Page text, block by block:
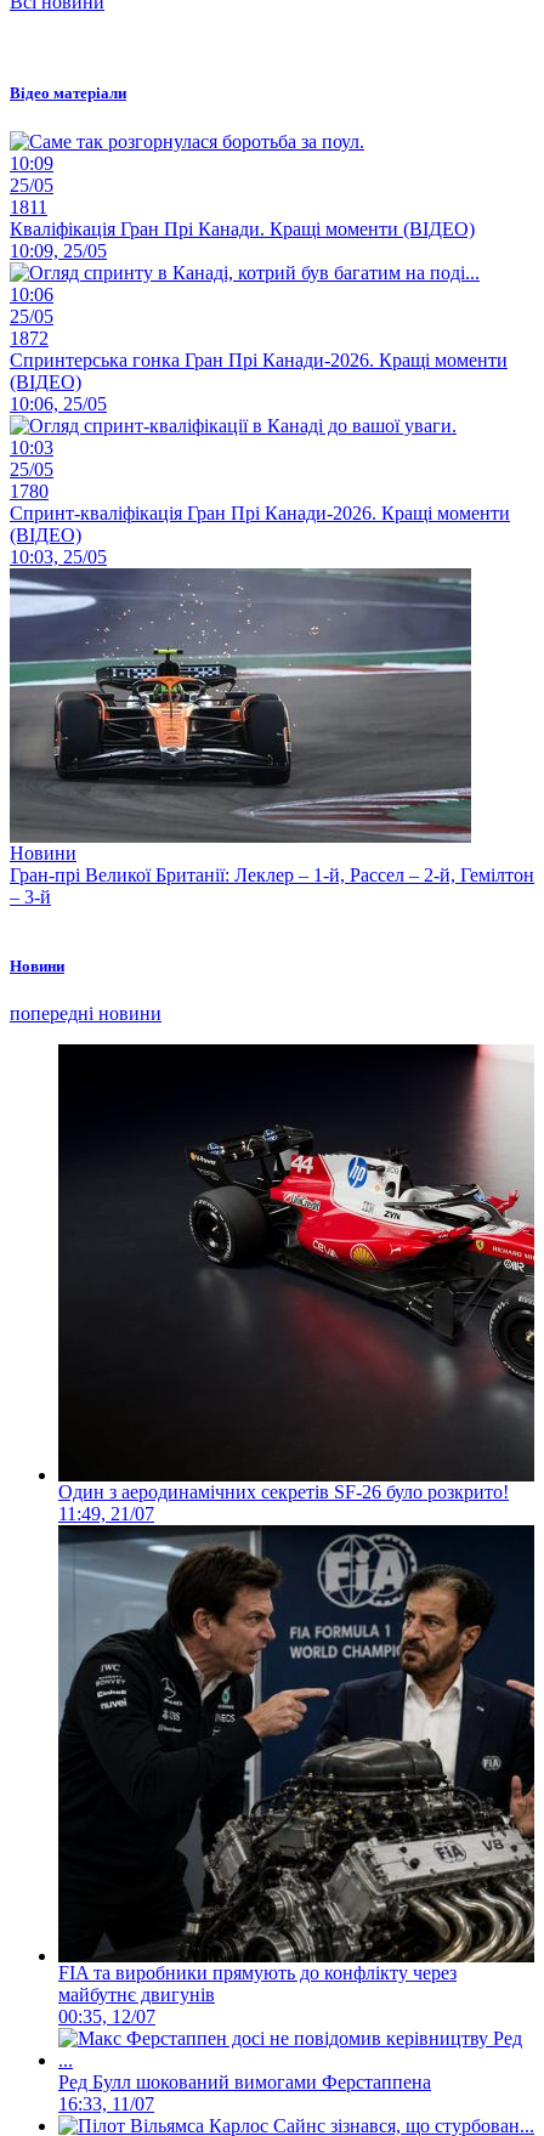
Відео матеріали
10:09
25/05
1811
Кваліфікація Гран Прі Канади. Кращі моменти (ВІДЕО)
10:09, 25/05
10:06
25/05
1872
Спринтерська гонка Гран Прі Канади-2026. Кращі моменти
(ВІДЕО)
10:06, 25/05
10:03
25/05
1780
Спринт-кваліфікація Гран Прі Канади-2026. Кращі моменти
(ВІДЕО)
10:03, 25/05
Новини
Гран-прі Великої Британії: Леклер – 1-й, Рассел – 2-й, Гемілтон
– 3-й
Новини
попередні новини
Один з аеродинамічних секретів SF-26 було розкрито!
11:49, 21/07
FIA та виробники прямують до конфлікту через
майбутнє двигунів
00:35, 12/07
Ред Булл шокований вимогами Ферстаппена
16:33, 11/07